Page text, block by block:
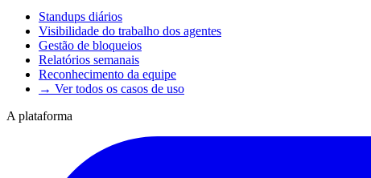
Standups diários
Visibilidade do trabalho dos agentes
Gestão de bloqueios
Relatórios semanais
Reconhecimento da equipe
→ Ver todos os casos de uso
A plataforma